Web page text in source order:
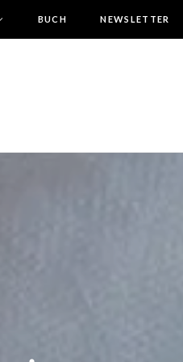
BUCH NEWSLETTER